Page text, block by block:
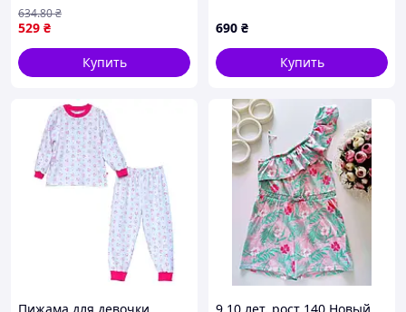
529 ₴
634.80₴
Купить
690 ₴
Купить